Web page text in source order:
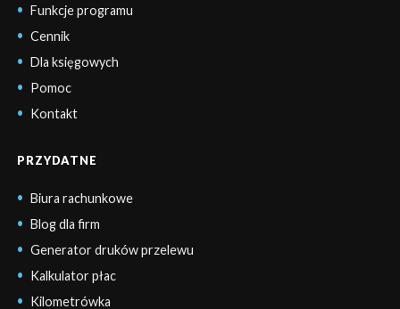
Funkcje programu
Cennik
Dla księgowych
Pomoc
Kontakt
PRZYDATNE
Biura rachunkowe
Blog dla firm
Generator druków przelewu
Kalkulator płac
Kilometrówka